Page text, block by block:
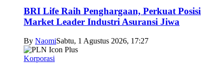
BRI Life Raih Penghargaan, Perkuat Posisi
Market Leader Industri Asuransi Jiwa
By NaomiSabtu, 1 Agustus 2026, 17:27
Korporasi